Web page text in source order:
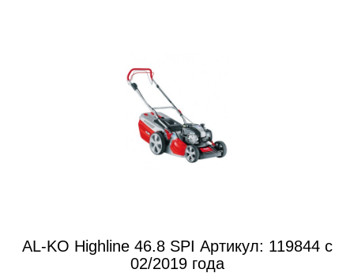
AL-KO Highline 46.8 SPI Артикул: 119844 с
02/2019 года